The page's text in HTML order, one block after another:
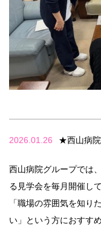
2026.01.26 ★西山病院
西山病院グループでは
る見学会を毎月開催して
「職場の雰囲気を知り
い」という方におすす